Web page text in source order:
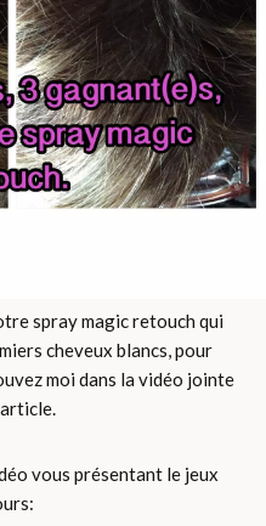
spray magic retouch qui
cheveux blancs, pour
moi dans la vidéo jointe
vous présentant le jeux